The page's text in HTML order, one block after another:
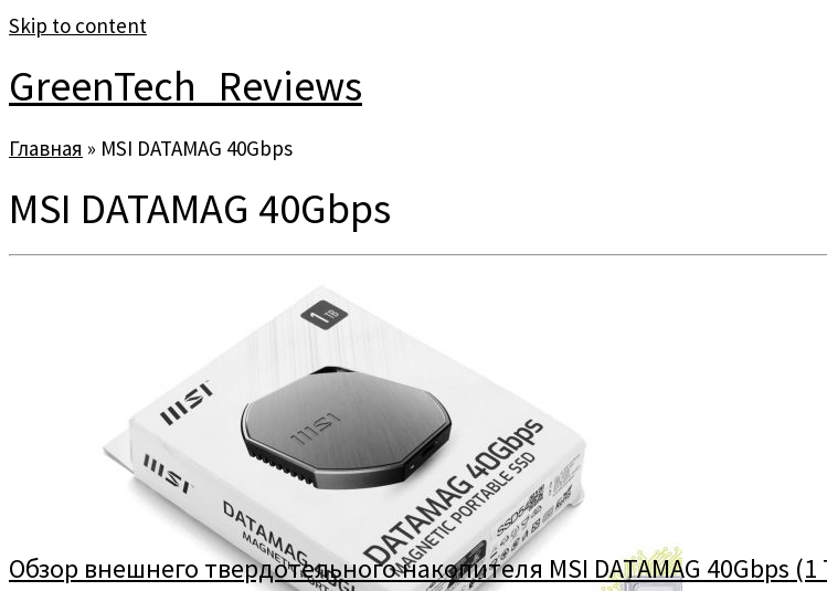
Skip to content
GreenTech_Reviews
Главная » MSI DATAMAG 40Gbps
MSI DATAMAG 40Gbps
Обзор внешнего твердотельного накопителя MSI DATAMAG 40Gbps (1